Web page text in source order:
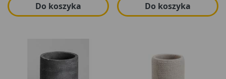
Do koszyka Do koszyka